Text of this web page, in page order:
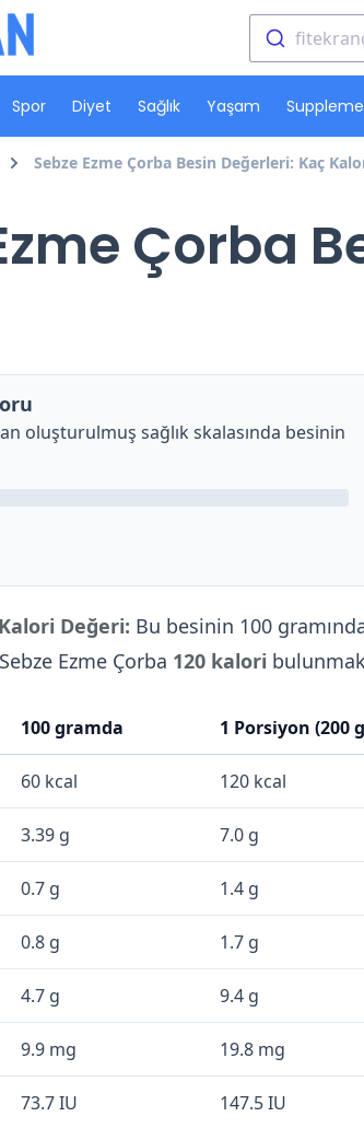
Spor Diyet Sağlık Yaşam
Sebze Ezme Çorba Besin Değerleri: Kaç
Çorba
oluşturulmuş sağlık skalasında besinin
Değeri: Bu besinin 100
Ezme Çorba 120 kalori
100 gramda 1 Porsiyon (200
60 kcal 120 kcal
3.39 g 7.0 g
0.7 g 1.4 g
0.8 g 1.7 g
4.7 g 9.4 g
9.9 mg 19.8 mg
73.7 IU 147.5 IU